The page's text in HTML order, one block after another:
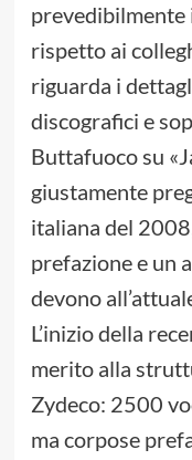
prevedibilmente
rispetto ai
riguarda i
discografici e
Buttafuoco su
giustamente
italiana del
prefazione e un
devono
L’inizio della
merito alla
Zydeco: 2500
ma corpose